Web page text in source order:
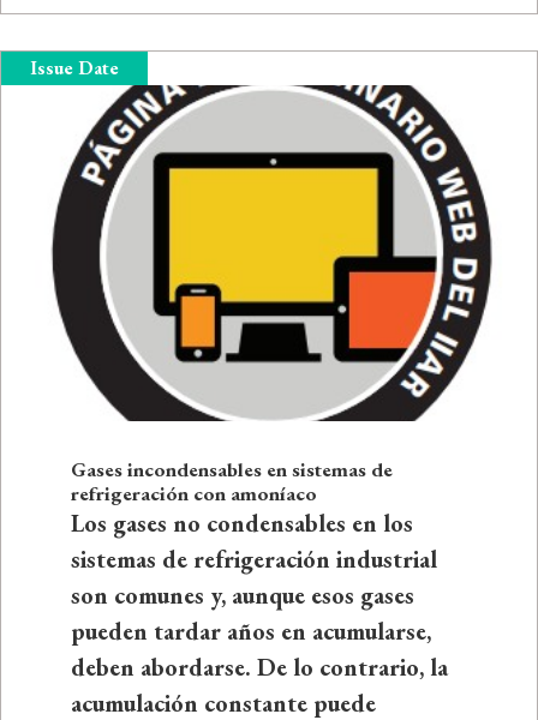
Issue Date
Gases incondensables en sistemas de
refrigeración con amoníaco
Los gases no condensables en los
sistemas de refrigeración industrial
son comunes y, aunque esos gases
pueden tardar años en acumularse,
deben abordarse. De lo contrario, la
acumulación constante puede